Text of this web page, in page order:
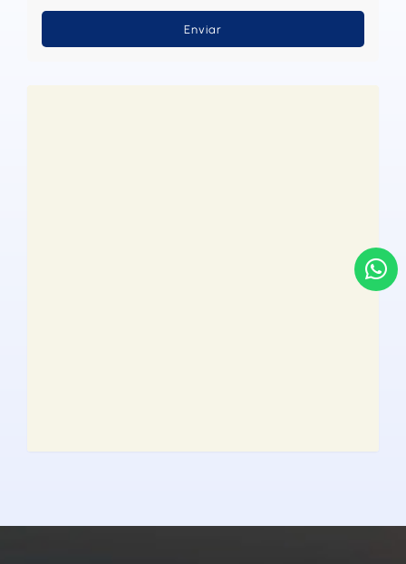
Enviar